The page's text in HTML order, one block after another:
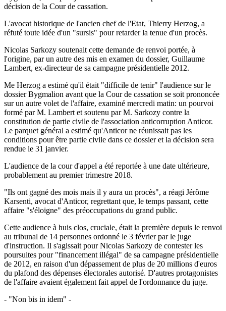
décision de la Cour de cassation.
L'avocat historique de l'ancien chef de l'Etat, Thierry Herzog, a
réfuté toute idée d'un "sursis" pour retarder la tenue d'un procès.
Nicolas Sarkozy soutenait cette demande de renvoi portée, à
l'origine, par un autre des mis en examen du dossier, Guillaume
Lambert, ex-directeur de sa campagne présidentielle 2012.
Me Herzog a estimé qu'il était "difficile de tenir" l'audience sur le
dossier Bygmalion avant que la Cour de cassation se soit prononcée
sur un autre volet de l'affaire, examiné mercredi matin: un pourvoi
formé par M. Lambert et soutenu par M. Sarkozy contre la
constitution de partie civile de l'association anticorruption Anticor.
Le parquet général a estimé qu'Anticor ne réunissait pas les
conditions pour être partie civile dans ce dossier et la décision sera
rendue le 31 janvier.
L'audience de la cour d'appel a été reportée à une date ultérieure,
probablement au premier trimestre 2018.
"Ils ont gagné des mois mais il y aura un procès", a réagi Jérôme
Karsenti, avocat d'Anticor, regrettant que, le temps passant, cette
affaire "s'éloigne" des préoccupations du grand public.
Cette audience à huis clos, cruciale, était la première depuis le renvoi
au tribunal de 14 personnes ordonné le 3 février par le juge
d'instruction. Il s'agissait pour Nicolas Sarkozy de contester les
poursuites pour "financement illégal" de sa campagne présidentielle
de 2012, en raison d'un dépassement de plus de 20 millions d'euros
du plafond des dépenses électorales autorisé. D'autres protagonistes
de l'affaire avaient également fait appel de l'ordonnance du juge.
- "Non bis in idem" -